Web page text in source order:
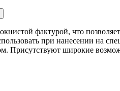
фактурой, что
при нанесении на
Присутствуют широкие